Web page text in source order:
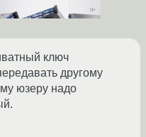
ключ
другому
юзеру надо